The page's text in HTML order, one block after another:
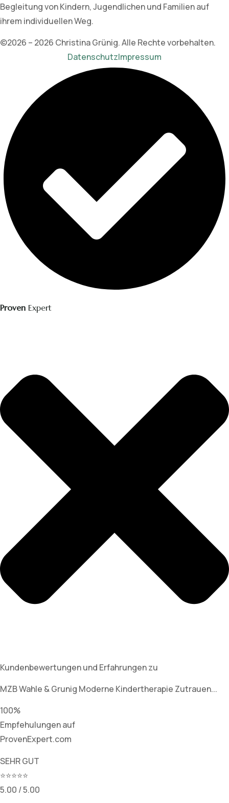
Begleitung von Kindern, Jugendlichen und Familien auf
ihrem individuellen Weg.
©2026 – 2026 Christina Grünig. Alle Rechte vorbehalten.
DatenschutzImpressum
Proven Expert
Kundenbewertungen und Erfahrungen zu
MZB Wahle & Grunig Moderne Kindertherapie Zutrauen...
100%
Empfehulungen auf
ProvenExpert.com
SEHR GUT
⭐⭐⭐⭐⭐
5.00 / 5.00